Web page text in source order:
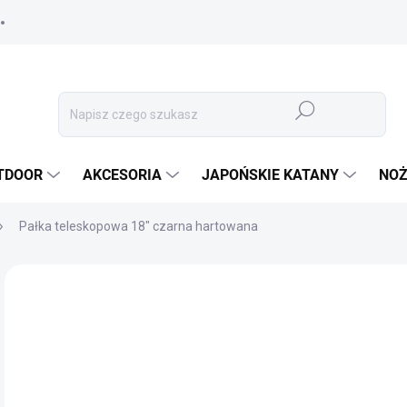
Szukaj
AKCESORIA JAPOŃSKIE KATANY
Pałka teleskopowa 18" czarna hartowana